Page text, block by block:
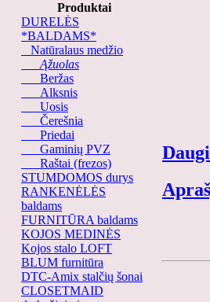
Produktai
DURELĖS
*BALDAMS*
Natūralaus medžio
Ąžuolas
Beržas
Alksnis
Uosis
Čerešnia
Priedai
Gaminių PVZ
Raštai (frezos)
STUMDOMOS durys
RANKENĖLĖS
baldams
FURNITŪRA baldams
KOJOS MEDINĖS
Kojos stalo LOFT
BLUM furnitūra
DTC-Amix stalčių šonai
CLOSETMAID